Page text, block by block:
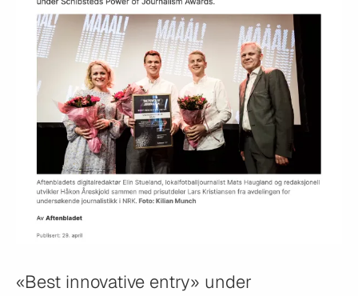
«Best innovative entry» under